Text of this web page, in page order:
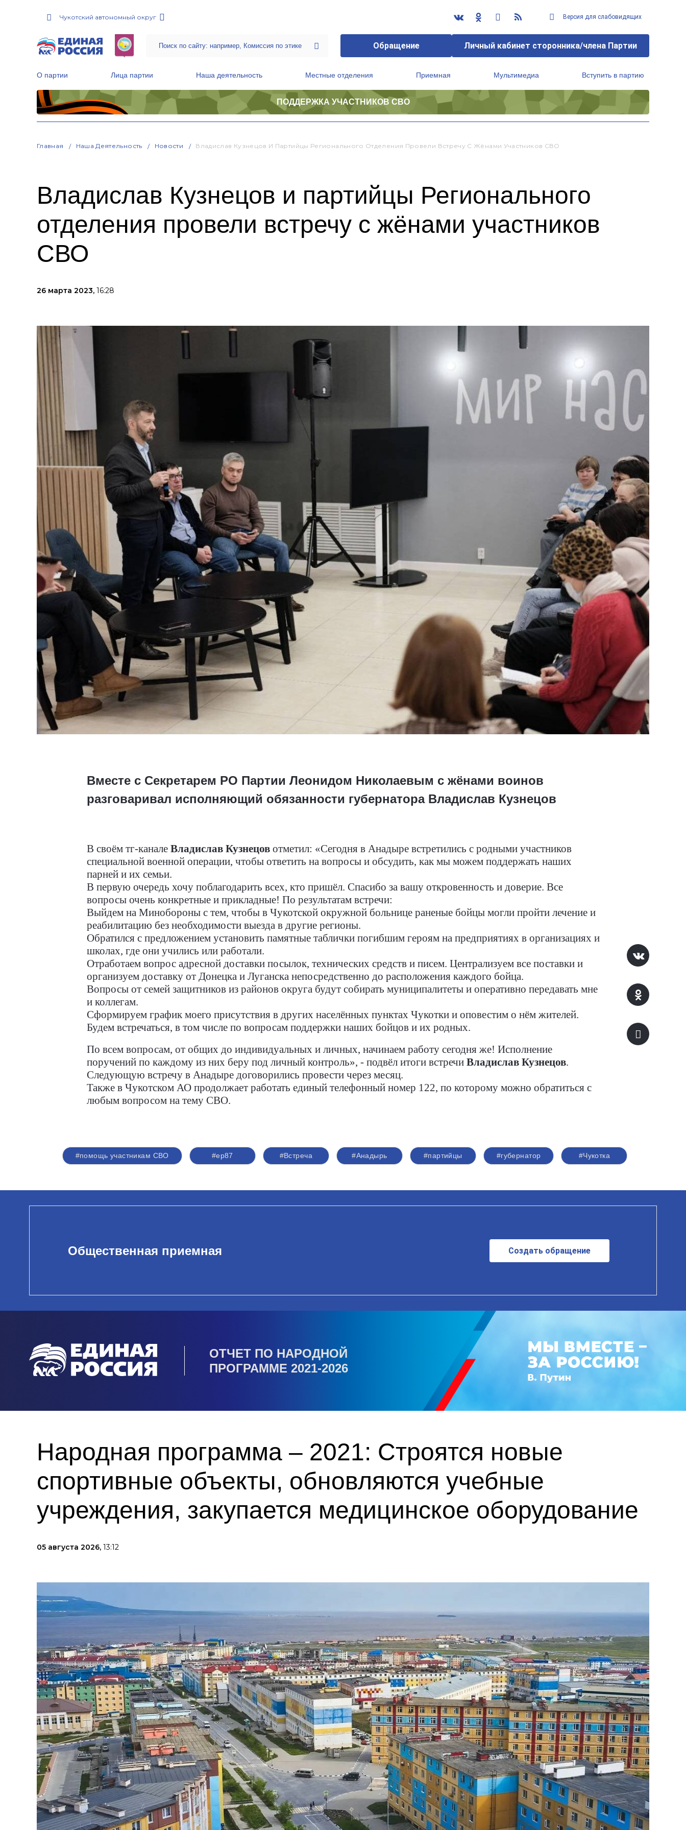
Чукотский автономный округ Версия для слабовидящих
Обращение Личный кабинет сторонника/члена Партии
О партии Лица партии Наша деятельность Местные отделения Приемная Мультимедиа Вступить в партию
ПОДДЕРЖКА УЧАСТНИКОВ СВО
Главная Наша Деятельность Новости Владислав Кузнецов И Партийцы Регионального Отделения Провели Встречу С Жёнами Участников СВО
Владислав Кузнецов и партийцы Регионального
отделения провели встречу с жёнами участников
СВО
26 марта 2023, 16:28
Вместе с Секретарем РО Партии Леонидом Николаевым с жёнами воинов
разговаривал исполняющий обязанности губернатора Владислав Кузнецов
В своём тг-канале Владислав Кузнецовотметил: «Сегодня в Анадыре встретились с родными участников
специальной военной операции, чтобы ответить на вопросы и обсудить, как мы можем поддержать наших
парней и их семьи.
В первую очередь хочу поблагодарить всех, кто пришёл. Спасибо за вашу откровенность и доверие. Все
вопросы очень конкретные и прикладные! По результатам встречи:
Выйдем на Минобороны с тем, чтобы в Чукотской окружной больнице раненые бойцы могли пройти лечение и
реабилитацию без необходимости выезда в другие регионы.
Обратился с предложением установить памятные таблички погибшим героям на предприятиях в организациях и
школах, где они учились или работали.
Отработаем вопрос адресной доставки посылок, технических средств и писем. Централизуем все поставки и
организуем доставку от Донецка и Луганска непосредственно до расположения каждого бойца.
Вопросы от семей защитников из районов округа будут собирать муниципалитеты и оперативно передавать мне
и коллегам.
Сформируем график моего присутствия в других населённых пунктах Чукотки и оповестим о нём жителей.
Будем встречаться, в том числе по вопросам поддержки наших бойцов и их родных.
По всем вопросам, от общих до индивидуальных и личных, начинаем работу сегодня же! Исполнение
поручений по каждому из них беру под личный контроль», - подвёл итоги встречи Владислав Кузнецов.
Следующую встречу в Анадыре договорились провести через месяц.
Также в Чукотском АО продолжает работать единый телефонный номер 122, по которому можно обратиться с
любым вопросом на тему СВО.
#помощь участникам СВО #ер87 #Встреча #Анадырь #партийцы #губернатор #Чукотка
Общественная приемная Создать обращение
ОТЧЕТ ПО НАРОДНОЙ
ПРОГРАММЕ 2021-2026
Народная программа – 2021: Строятся новые
спортивные объекты, обновляются учебные
учреждения, закупается медицинское оборудование
05 августа 2026, 13:12